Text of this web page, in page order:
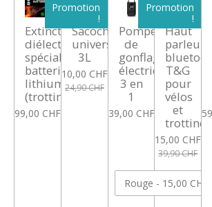
Extincteur
diélectrique
spécial
batteries
lithium
(trottinettes)
99,00 CHF
Promotion
!
Sacoche
universelle
3L
10,00 CHF
24,90 CHF
Pompe
de
gonflage
électrique
3 en
1
39,00 CHF
Promotion
!
Haut
parleur
T&G
pour
vélos
et
15,00 CHF
39,90 CHF